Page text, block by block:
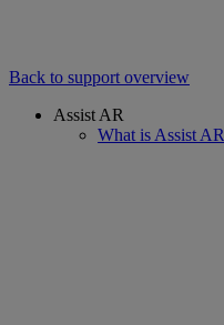
Back to support overview
Assist AR
What is Assist AR